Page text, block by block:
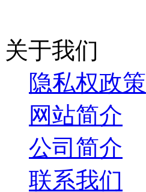
关于我们
隐私权政策
网站简介
公司简介
联系我们